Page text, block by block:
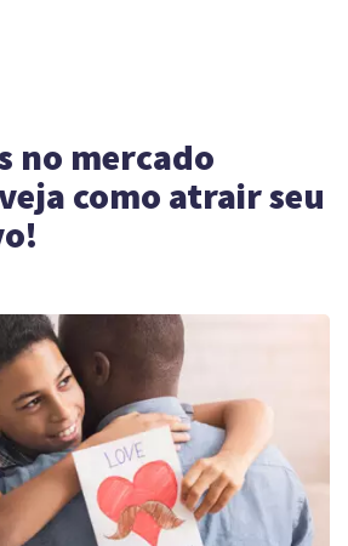
no mercado
como atrair seu